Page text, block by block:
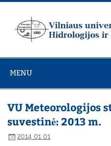
Skip
MENU
VU Meteorologijos
suvestinė: 2013 m.
2014 01 01